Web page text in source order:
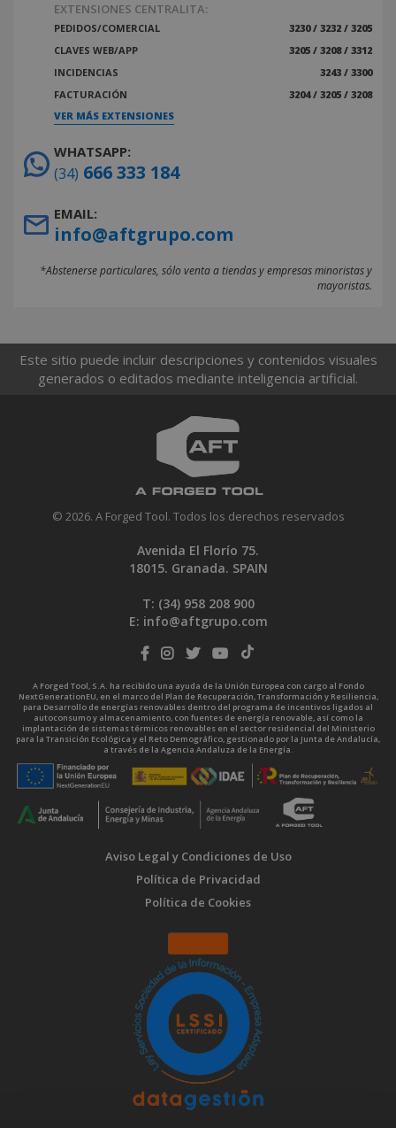
EXTENSIONES CENTRALITA:
PEDIDOS/COMERCIAL
3230 / 3232 / 3205
CLAVES WEB/APP
3205 / 3208 / 3312
INCIDENCIAS
3243 / 3300
FACTURACIÓN
3204 / 3205 / 3208
VER MÁS EXTENSIONES
WHATSAPP:
(34) 666 333 184
EMAIL:
info@aftgrupo.com
*Abstenerse particulares, sólo venta a tiendas y empresas minoristas y
mayoristas.
Este sitio puede incluir descripciones y contenidos visuales
generados o editados mediante inteligencia artificial.
© 2026. A Forged Tool. Todos los derechos reservados
Avenida El Florío 75.
18015. Granada. SPAIN
T: (34) 958 208 900
E: info@aftgrupo.com
A Forged Tool, S.A. ha recibido una ayuda de la Unión Europea con cargo al Fondo
NextGenerationEU, en el marco del Plan de Recuperación, Transformación y Resiliencia,
para Desarrollo de energías renovables dentro del programa de incentivos ligados al
autoconsumo y almacenamiento, con fuentes de energía renovable, así como la
implantación de sistemas térmicos renovables en el sector residencial del Ministerio
para la Transición Ecológica y el Reto Demográfico, gestionado por la Junta de Andalucía,
a través de la Agencia Andaluza de la Energía.
Aviso Legal y Condiciones de Uso
Política de Privacidad
Política de Cookies